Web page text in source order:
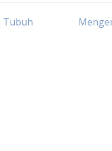
Tubuh